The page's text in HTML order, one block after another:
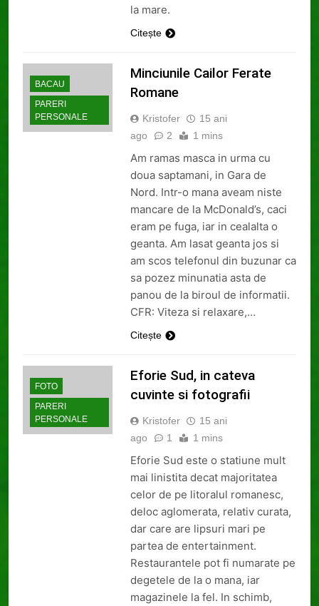
la mare.
Citește
BACAU
PARERI
PERSONALE
Minciunile Cailor Ferate
Romane
Kristofer
15 ani
ago
2 1 mins
Am ramas masca in urma cu
doua saptamani, in Gara de
Nord. Intr-o mana aveam niste
mancare de la McDonald’s, caci
eram pe fuga, iar in cealalta o
geanta. Am lasat geanta jos si
am scos telefonul din buzunar ca
sa pozez minunatia asta de
panou de la biroul de informatii.
CFR: Viteza si relaxare,…
Citește
FOTO
PARERI
PERSONALE
Eforie Sud, in cateva
cuvinte si fotografii
Kristofer
15 ani
ago
1 1 mins
Eforie Sud este o statiune mult
mai linistita decat majoritatea
celor de pe litoralul romanesc,
deloc aglomerata, relativ curata,
dar care are lipsuri mari pe
partea de entertainment.
Restaurantele pot fi numarate pe
degetele de la o mana, iar
magazinele la fel. In schimb,